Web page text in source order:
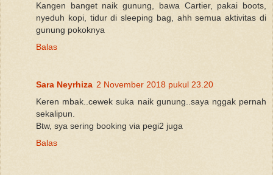
Kangen banget naik gunung, bawa Cartier, pakai boots,
nyeduh kopi, tidur di sleeping bag, ahh semua aktivitas di
gunung pokoknya
Balas
Sara Neyrhiza 2 November 2018 pukul 23.20
Keren mbak..cewek suka naik gunung..saya nggak pernah
sekalipun.
Btw, sya sering booking via pegi2 juga
Balas